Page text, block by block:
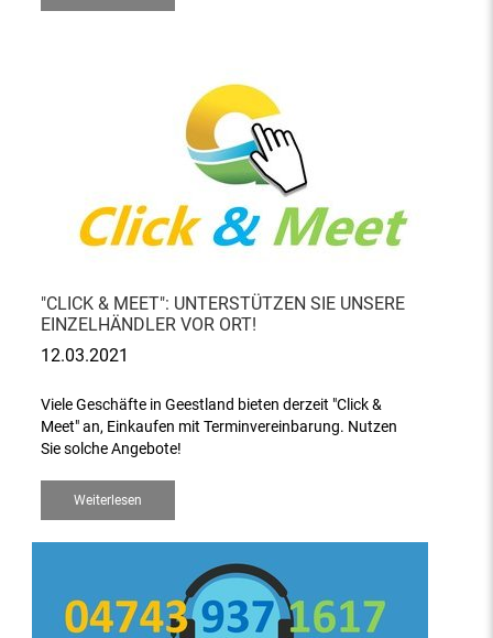
"CLICK & MEET": UNTERSTÜTZEN SIE UNSERE
EINZELHÄNDLER VOR ORT!
12.03.2021
Viele Geschäfte in Geestland bieten derzeit "Click &
Meet" an, Einkaufen mit Terminvereinbarung. Nutzen
Sie solche Angebote!
Weiterlesen